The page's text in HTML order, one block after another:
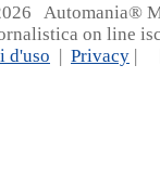
26 Automania®
on line
d'uso | Privacy |